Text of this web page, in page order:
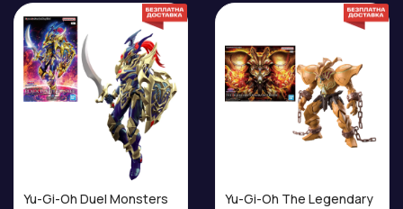
Yu-Gi-Oh Duel Monsters
Yu-Gi-Oh The Legendary